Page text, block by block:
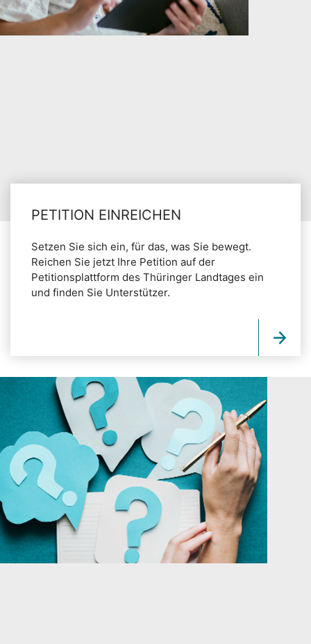
PETITION EINREICHEN
Setzen Sie sich ein, für das, was Sie bewegt.
Reichen Sie jetzt Ihre Petition auf der
Petitionsplattform des Thüringer Landtages ein
und finden Sie Unterstützer.